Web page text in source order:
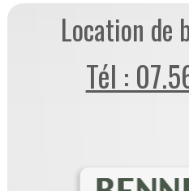
Location de
Tél :